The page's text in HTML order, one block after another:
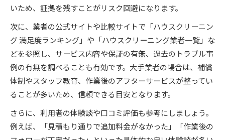
いため、証拠を残すことがリスク回避になります。
次に、業者の公式サイトや比較サイトで「ハウスクリーニン
グ 満足度ランキング」や「ハウスクリーニング業者一覧」な
どを参照し、サービス内容や保証の有無、過去のトラブル事
例の有無を調べることも有効です。大手業者の場合は、補償
体制やスタッフ教育、作業後のアフターサービスが整ってい
ることが多いため、信頼できる目安となります。
さらに、利用者の体験談や口コミ評価も参考にしましょう。
例えば、「見積もり通りで追加料金がなかった」「作業後の